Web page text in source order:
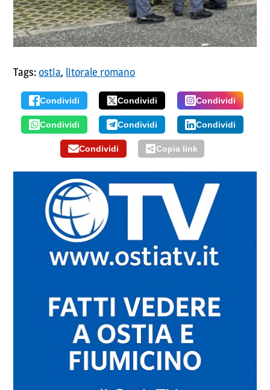
Tags:ostia, litorale romano
Condividi Condividi Condividi
Condividi Condividi Condividi
Condividi Copia link